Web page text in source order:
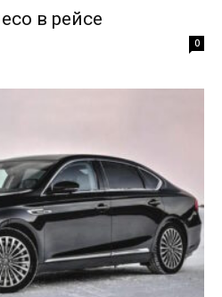
в рейсе
0